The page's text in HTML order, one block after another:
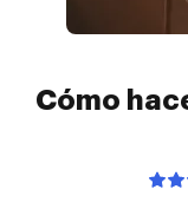
Cómo